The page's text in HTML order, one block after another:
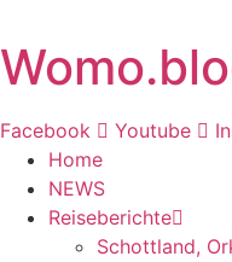
springen
Facebook Youtube
Home
NEWS
Reiseberichte
Schottland,